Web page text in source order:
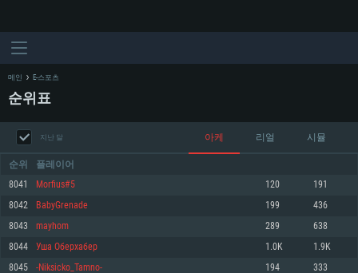
메인 E-스포츠
순위표
지난 달 아케 리얼 시뮬
순위 플레이어
8041 Morfius#5 120 191
8042 BabyGrenade 199 436
8043 mayhom 289 638
8044 Уша Оберхабер 1.0K 1.9K
8045 -Niksicko_Tamno- 194 333